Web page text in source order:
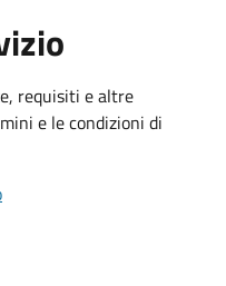
requisiti e altre
e le condizioni di